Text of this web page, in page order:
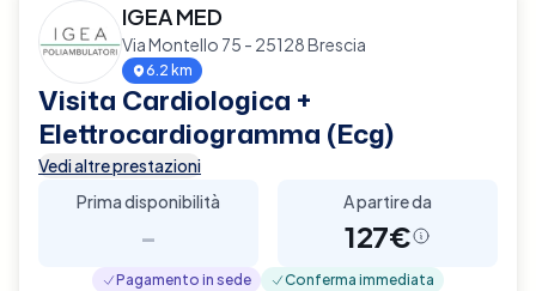
IGEA MED
Via Montello 75 - 25128 Brescia
6.2 km
Visita Cardiologica +
Elettrocardiogramma (Ecg)
Vedi altre prestazioni
Prima disponibilità
-
A partire da
127€
Pagamento in sede Conferma immediata